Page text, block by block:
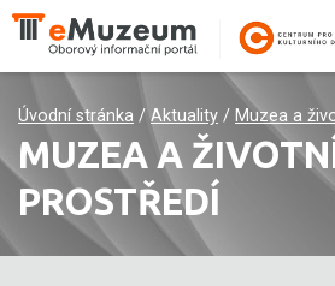
Úvodní stránka / Aktuality / Muzea a
MUZEA A
PROSTŘEDÍ